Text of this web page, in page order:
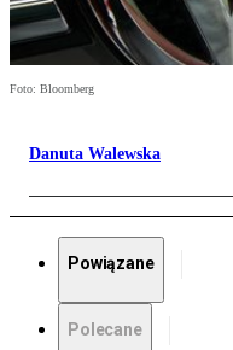
Foto: Bloomberg
Danuta Walewska
Powiązane
Polecane